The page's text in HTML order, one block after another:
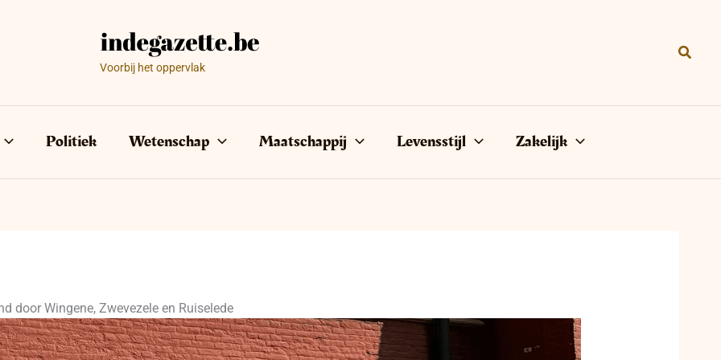
Voorbij het oppervlak
Politiek Wetenschap Maatschappij Levensstijl Zakelijk
door Wingene, Zwevezele en Ruiselede